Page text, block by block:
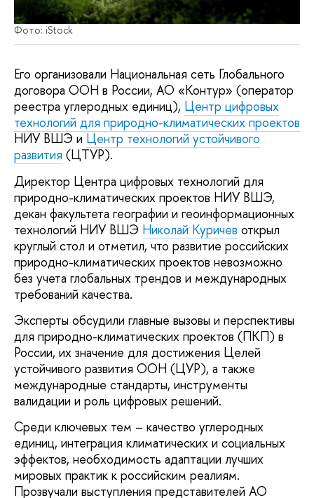
Фото: iStock
Его организовали Национальная сеть Глобального
договора ООН в России, АО «Контур» (оператор
реестра углеродных единиц), Центр цифровых
технологий для природно-климатических проектов
НИУ ВШЭ и Центр технологий устойчивого
развития (ЦТУР).
Директор Центра цифровых технологий для
природно-климатических проектов НИУ ВШЭ,
декан факультета географии и геоинформационных
технологий НИУ ВШЭ Николай Куричев открыл
круглый стол и отметил, что развитие российских
природно-климатических проектов невозможно
без учета глобальных трендов и международных
требований качества.
Эксперты обсудили главные вызовы и перспективы
для природно-климатических проектов (ПКП) в
России, их значение для достижения Целей
устойчивого развития ООН (ЦУР), а также
международные стандарты, инструменты
валидации и роль цифровых решений.
Среди ключевых тем – качество углеродных
единиц, интеграция климатических и социальных
эффектов, необходимость адаптации лучших
мировых практик к российским реалиям.
Прозвучали выступления представителей АО